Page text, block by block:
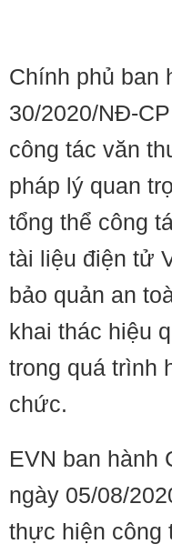
Chính phủ ban
30/2020/NĐ-
công tác văn
pháp lý quan
tổng thể công
tài liệu điện tử
bảo quản an
khai thác hiệu
trong quá trình
chức.
EVN ban hành
ngày 05/08/
thực hiện công